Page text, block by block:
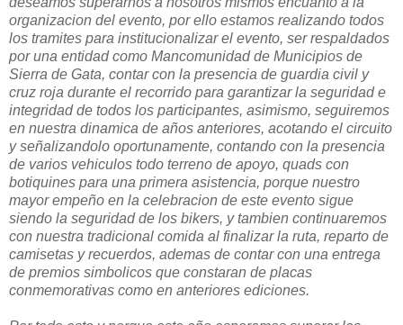
organizacion del evento, por ello estamos realizando todos
los tramites para institucionalizar el evento, ser respaldados
por una entidad como Mancomunidad de Municipios de
Sierra de Gata, contar con la presencia de guardia civil y
cruz roja durante el recorrido para garantizar la seguridad e
integridad de todos los participantes, asimismo, seguiremos
en nuestra dinamica de años anteriores, acotando el circuito
y señalizandolo oportunamente, contando con la presencia
de varios vehiculos todo terreno de apoyo, quads con
botiquines para una primera asistencia, porque nuestro
mayor empeño en la celebracion de este evento sigue
siendo la seguridad de los bikers, y tambien continuaremos
con nuestra tradicional comida al finalizar la ruta, reparto de
camisetas y recuerdos, ademas de contar con una entrega
de premios simbolicos que constaran de placas
conmemorativas como en anteriores ediciones.